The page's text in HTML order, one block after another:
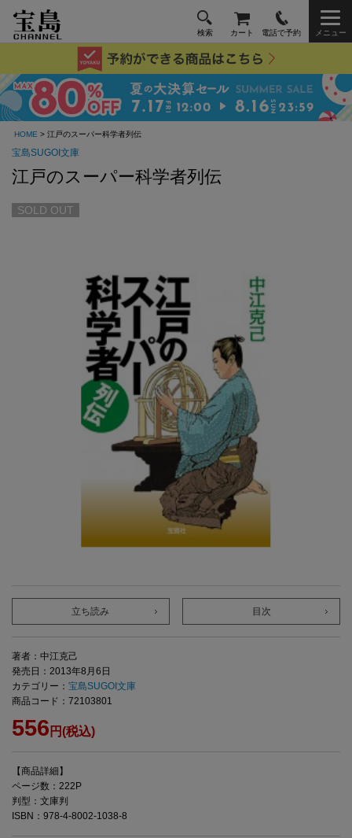
検索 カート 電話で予約 メニュー
HOME > 江戸のスーパー科学者列伝
宝島SUGOI文庫
江戸のスーパー科学者列伝
SOLD OUT
立ち読み 目次
著者：中江克己
発売日：2013年8月6日
カテゴリー： 宝島SUGOI文庫
商品コード：72103801
556 円(税込)
【商品詳細】
ページ数：222P
判型：文庫判
ISBN：978-4-8002-1038-8